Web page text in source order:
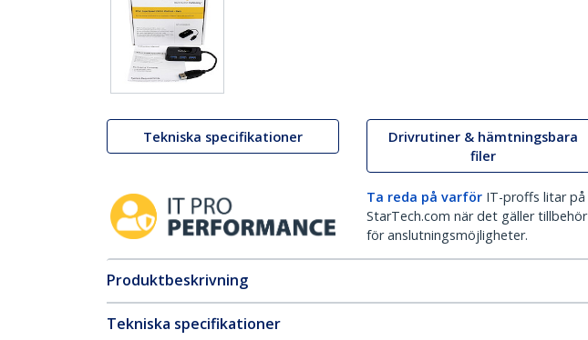
Tekniska specifikationer
Drivrutiner & hämtningsbara
filer
Ta reda på varför IT-proffs litar på
StarTech.com när det gäller tillbehör
för anslutningsmöjligheter.
Produktbeskrivning
Tekniska specifikationer